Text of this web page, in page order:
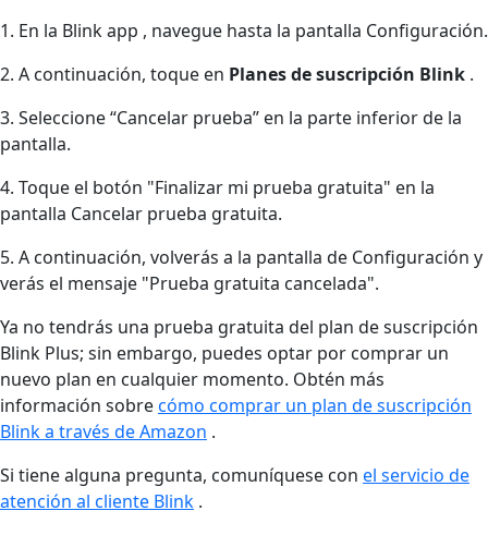
1. En la Blink app , navegue hasta la pantalla Configuración.
2. A continuación, toque en Planes de suscripción Blink .
3. Seleccione “Cancelar prueba” en la parte inferior de la
pantalla.
4. Toque el botón "Finalizar mi prueba gratuita" en la
pantalla Cancelar prueba gratuita.
5. A continuación, volverás a la pantalla de Configuración y
verás el mensaje "Prueba gratuita cancelada".
Ya no tendrás una prueba gratuita del plan de suscripción
Blink Plus; sin embargo, puedes optar por comprar un
nuevo plan en cualquier momento. Obtén más
información sobrecómo comprar un plan de suscripción
Blink a través de Amazon .
Si tiene alguna pregunta, comuníquese con el servicio de
atención al cliente Blink .